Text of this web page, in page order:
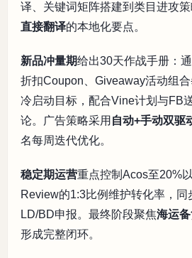
译、关键词矩阵搭建到类目进攻
直接翻译的本地化要点。
新品冲量期给出30天作战手册：
折扣Coupon、Giveaway活动组
冷启动目标，配合Vine计划与FB
论。广告策略采用 自动+手动双驱
名每周迭代优化。
稳定期运营重点控制Acos至20%
Review的1:3比例维护转化率，
LD/BD申报。最终阶段聚焦海运
形成完整闭环。